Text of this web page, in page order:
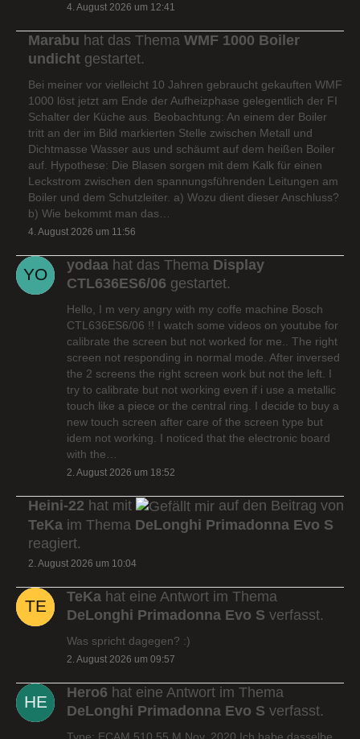
4. August 2026 um 12:41
Marabu hat das Thema WMF 1000 Boiler
undicht gestartet.
Bei meiner vor vielleicht 10 Jahren gebraucht gekauften WMF
1000 löst jetzt am Ende der Aufheizphase gelegentlich der FI
Schalter der Küche aus. Beobachtung: An einem der Boiler
tritt an der im Bild markierten Stelle zwischen Metall und
Dichtmasse Wasser aus und schäumt auf dem heißen Boiler
auf. Hypothese: Die Blasen sorgen mit dem Kalk für einen
Leckstrom zwischen den spannungsführenden Leitungen am
Boiler und dem Schutzleiter. a) Wozu dient dieser Anschluss?
b) Wie bekommt man das…
4. August 2026 um 11:56
yodaa hat das Thema Display
CTL636ES6/06 gestartet.
Hello, I m very angry with my coffe machine Bosch
CTL636ES6/06 !! I watch some videos on youtube for
calibrate the screen but not worked for me.. The right
screen not responding in normal mode. After inversed
the 2 screens the right screen work but not the left. I
try to calibrate but not working even if i use a metallic
touch like a piece or the central ring. I decide to buy a
new touch screen after care of the screen type but
idem not working. I noticed that the electronic board
with the…
2. August 2026 um 18:52
Heini-22 hat mit
auf den Beitrag von
TeKa im Thema DeLonghi Primadonna Evo S
reagiert.
2. August 2026 um 10:04
TeKa hat eine Antwort im Thema
DeLonghi Primadonna Evo S verfasst.
Was spricht dagegen? :)
2. August 2026 um 09:57
Hero6 hat eine Antwort im Thema
DeLonghi Primadonna Evo S verfasst.
Type: ECAM 510.55.M Nov. 2020 Ich habe dasselbe